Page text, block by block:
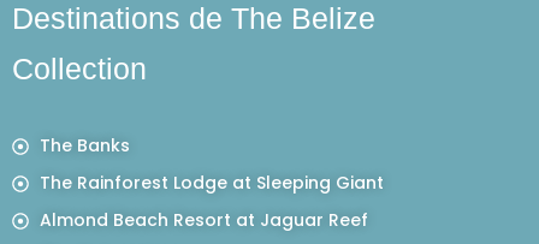
Destinations de The Belize
Collection
The Banks
The Rainforest Lodge at Sleeping Giant
Almond Beach Resort at Jaguar Reef